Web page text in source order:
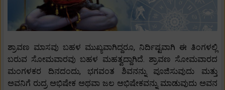
ಶ್ರಾವಣ ಮಾಸವು ಬಹಳ ಮುಖ್ಯವಾಗಿದ್ದರೂ, ನಿರ್ದಿಷ್ಟವಾಗಿ ಈ ತಿಂಗಳಲ್ಲಿ
ಬರುವ ಸೋಮವಾರವು ಬಹಳ ಮಹತ್ವದ್ದಾಗಿದೆ. ಶ್ರಾವಣ ಸೋಮವಾರದ
ಮಂಗಳಕರ ದಿನದಂದು, ಭಗವಂತ ಶಿವನನ್ನು ಪೂಜಿಸುವುದು ಮತ್ತು
ಅವನಿಗೆ ರುದ್ರ ಅಭಿಷೇಕ ಅಥವಾ ಜಲ ಅಭಿಷೇಕವನ್ನು ಮಾಡುವುದು ಅವನ